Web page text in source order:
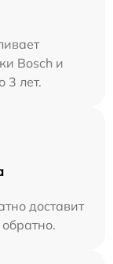
Bosch и
3 лет.
доставит